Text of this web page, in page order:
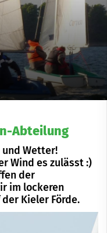
Abteilung
Wetter!
Wind es zulässt :)
der
im lockeren
Kieler Förde.